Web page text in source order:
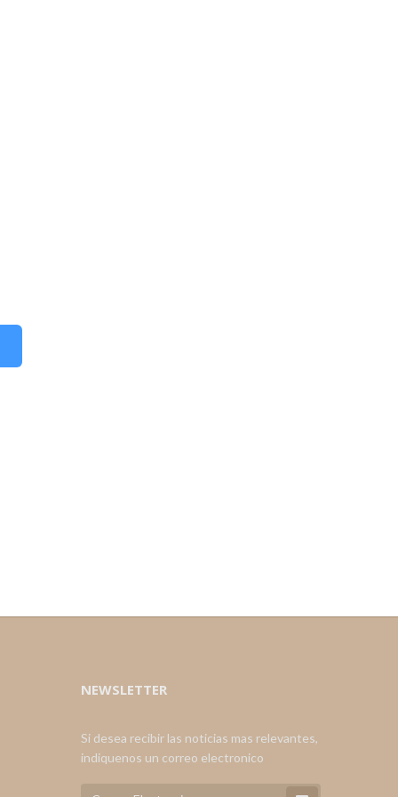
NEWSLETTER
Si desea recibir las noticias mas relevantes,
indiquenos un correo electronico